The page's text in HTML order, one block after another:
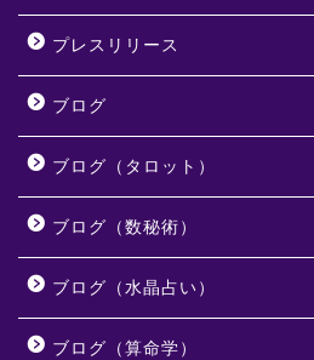
プレスリリース
ブログ
ブログ（タロット）
ブログ（数秘術）
ブログ（水晶占い）
ブログ（算命学）